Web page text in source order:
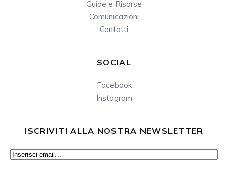
Guide e Risorse
Comunicazioni
Contatti
SOCIAL
Facebook
Instagram
ISCRIVITI ALLA NOSTRA NEWSLETTER